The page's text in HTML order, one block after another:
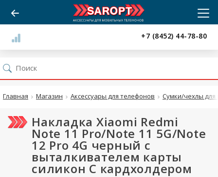
+7 (8452) 44-78-80
Главная Магазин Аксессуары для телефонов Сумки/чехлы для
Накладка Xiaomi Redmi
Note 11 Pro/Note 11 5G/Note
12 Pro 4G черный с
выталкивателем карты
силикон С кардхолдером